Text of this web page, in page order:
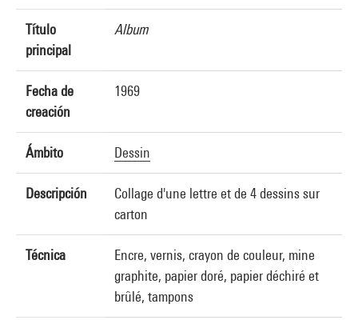
Título
principal
Album
Fecha de
creación
1969
Ámbito Dessin
Descripción
Collage d'une lettre et de 4 dessins sur
carton
Técnica
Encre, vernis, crayon de couleur, mine
graphite, papier doré, papier déchiré et
brûlé, tampons